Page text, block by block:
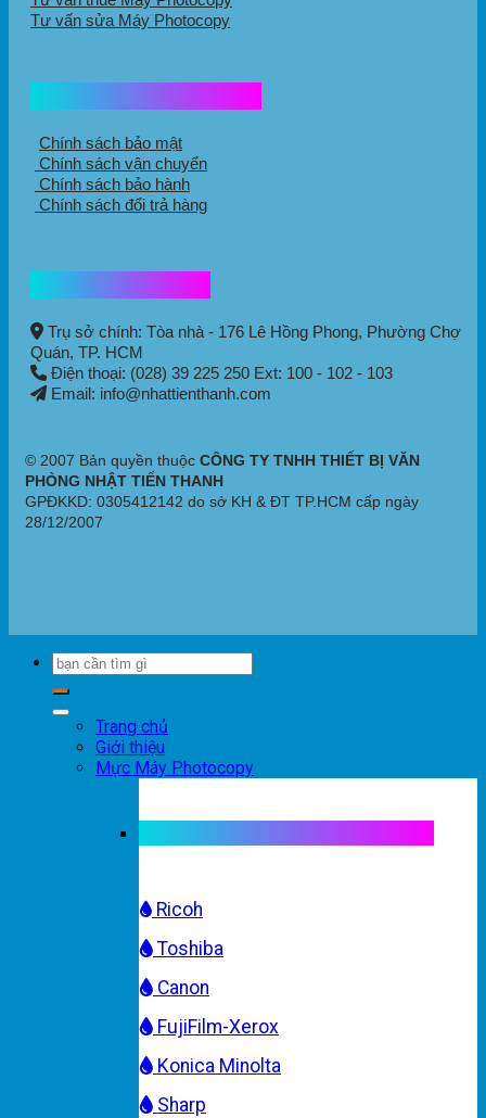
Tư vấn sửa Máy Photocopy
Chính sách bảo mật
Chính sách vận chuyển
Chính sách bảo hành
Chính sách đổi trả hàng
Trụ sở chính: Tòa nhà - 176 Lê Hồng Phong, Phường Chợ
Quán, TP. HCM
Điện thoại: (028) 39 225 250 Ext: 100 - 102 - 103
Email: info@nhattienthanh.com
© 2007 Bản quyền thuộc CÔNG TY TNHH THIẾT BỊ VĂN
PHÒNG NHẬT TIẾN THANH
GPĐKKD: 0305412142 do sở KH & ĐT TP.HCM cấp ngày
28/12/2007
Trang chủ
Giới thiệu
Mực Máy Photocopy
Ricoh
Toshiba
Canon
FujiFilm-Xerox
Konica Minolta
Sharp